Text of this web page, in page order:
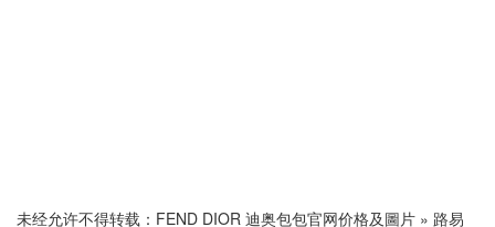
未经允许不得转载： FEND DIOR 迪奥包包官网价格及圖片 » 路易